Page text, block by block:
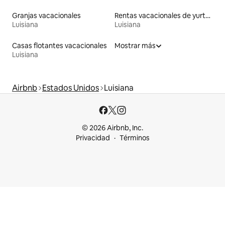
Granjas vacacionales
Luisiana
Rentas vacacionales de yurtas con jacuzzi
Luisiana
Casas flotantes vacacionales
Luisiana
Mostrar más
Airbnb Estados Unidos Luisiana
© 2026 Airbnb, Inc.
Privacidad
Términos